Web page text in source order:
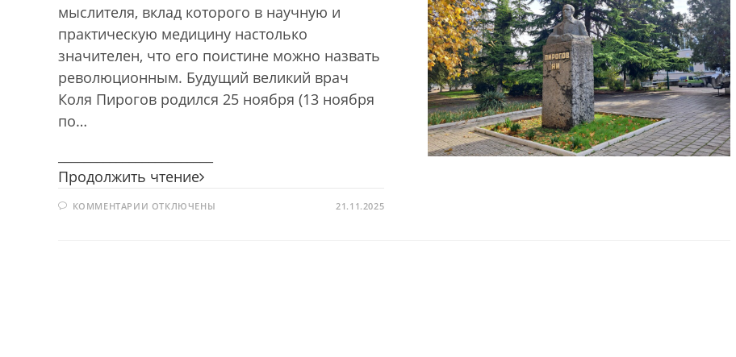
мыслителя, вклад которого в научную и
практическую медицину настолько
значителен, что его поистине можно назвать
революционным. Будущий великий врач
Коля Пирогов родился 25 ноября (13 ноября
по…
Продолжить чтение Чудесный
КОММЕНТАРИИ КОТКЛЮЧЕНЫ 21.11.2025